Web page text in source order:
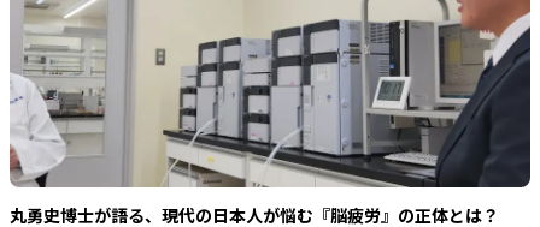
丸勇史博士が語る、現代の日本人が悩む『脳疲労』の正体とは？